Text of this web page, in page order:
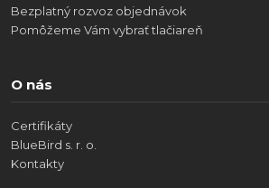
Bezplatný rozvoz objednávok
Pomôžeme Vám vybrať tlačiareň
O nás
Certifikáty
BlueBird s. r. o.
Kontakty